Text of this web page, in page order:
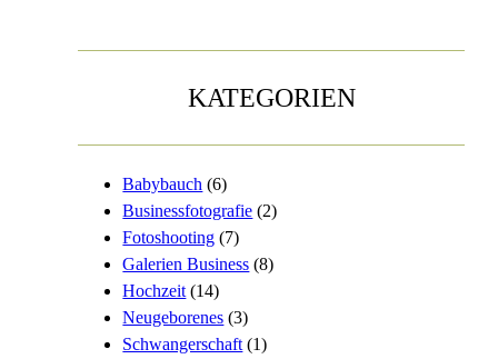
KATEGORIEN
Babybauch (6)
Businessfotografie (2)
Fotoshooting (7)
Galerien Business (8)
Hochzeit (14)
Neugeborenes (3)
Schwangerschaft (1)